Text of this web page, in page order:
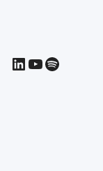
LinkedIn
YouTube
Spotify